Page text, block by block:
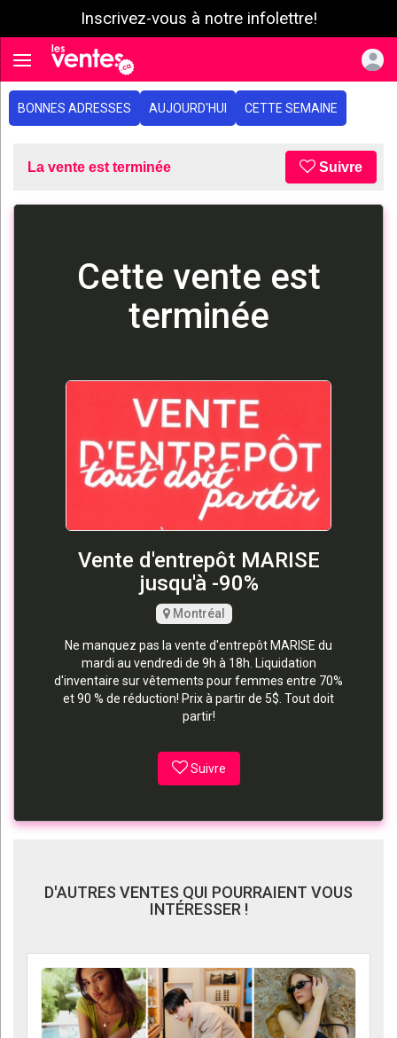
Inscrivez-vous à notre infolettre!
Toggle navigation
BONNES ADRESSES AUJOURD'HUI CETTE SEMAINE
La vente est terminée Suivre
Cette vente est
terminée
Vente d'entrepôt MARISE
jusqu'à -90%
Montréal
Ne manquez pas la vente d'entrepôt MARISE du
mardi au vendredi de 9h à 18h. Liquidation
d'inventaire sur vêtements pour femmes entre 70%
et 90 % de réduction! Prix à partir de 5$. Tout doit
partir!
Suivre
D'AUTRES VENTES QUI POURRAIENT VOUS
INTÉRESSER !